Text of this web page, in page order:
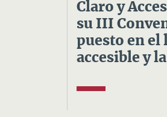
Claro y
su III
puesto en el
accesible y